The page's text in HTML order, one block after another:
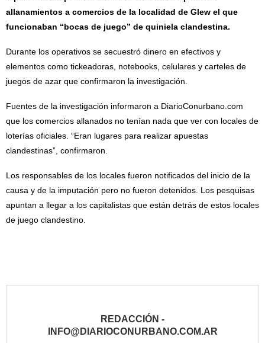
allanamientos a comercios de la localidad de Glew el que
funcionaban “bocas de juego” de quiniela clandestina.
Durante los operativos se secuestró dinero en efectivos y
elementos como tickeadoras, notebooks, celulares y carteles de
juegos de azar que confirmaron la investigación.
Fuentes de la investigación informaron a DiarioConurbano.com
que los comercios allanados no tenían nada que ver con locales de
loterías oficiales. “Eran lugares para realizar apuestas
clandestinas”, confirmaron.
Los responsables de los locales fueron notificados del inicio de la
causa y de la imputación pero no fueron detenidos. Los pesquisas
apuntan a llegar a los capitalistas que están detrás de estos locales
de juego clandestino.
REDACCIÓN -
INFO@DIARIOCONURBANO.COM.AR